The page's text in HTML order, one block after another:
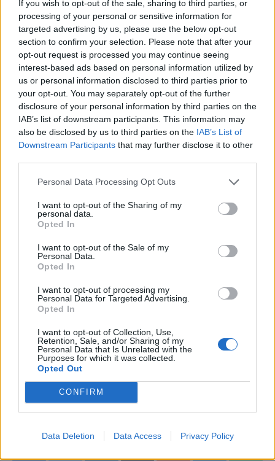
If you wish to opt-out of the sale, sharing to third parties, or
processing of your personal or sensitive information for
targeted advertising by us, please use the below opt-out
section to confirm your selection. Please note that after your
opt-out request is processed you may continue seeing
interest-based ads based on personal information utilized by
us or personal information disclosed to third parties prior to
your opt-out. You may separately opt-out of the further
disclosure of your personal information by third parties on the
IAB’s list of downstream participants. This information may
also be disclosed by us to third parties on the IAB’s List of
Downstream Participants that may further disclose it to other
Personal Data Processing Opt Outs
I want to opt-out of the Sharing of my
personal data.
Opted In
I want to opt-out of the Sale of my
Personal Data.
Opted In
I want to opt-out of processing my
Personal Data for Targeted Advertising.
Opted In
I want to opt-out of Collection, Use,
Retention, Sale, and/or Sharing of my
Personal Data that Is Unrelated with the
Purposes for which it was collected.
Opted Out
CONFIRM
Data Deletion Data Access Privacy Policy
διασφαλίζουν τη διατήρηση, την ανάδειξη και
την απόδοση της πολιτιστικής κληρονομιάς
στους πολίτες. Η ανάκτηση και η επανένταξη
του Ιστορικού Συγκροτήματος του Πολυτεχνείου
στη ζωή της πόλης συνιστούν μια παρέμβαση με
ευρύτερη πολιτιστική και αναπτυξιακή σημασία
για την Αθήνα, αλλά και για τη χώρα συνολικά,
ιδίως ενόψει της συμπλήρωσης, το 2027, 190
χρόνων από την ίδρυση του Ιδρύματος».
Κατά την επίσκεψη παρέστησαν επίσης οι
Ψαρράκος, ο Κοσμήτορας της Σχολής
Αρχιτεκτόνων Μηχανικών Καθηγητής Μ.
Παπαβασιλείου, η Αναπληρώτρια Κοσμήτορας
Καθηγήτρια Κ. Καρβουντζή, η Εκτελεστική
Καθηγήτρια Ι. Μάρη και ο ομ. Καθηγητής Γ.
Παρμενίδης της Σχολής Αρχιτεκτόνων
Μηχανικών. Την κα. Υπουργό συνόδευε η Ειδική
της Σύμβουλος σε θέματα Επικοινωνίας, κα.
Άννα Παναγιωταρέα.